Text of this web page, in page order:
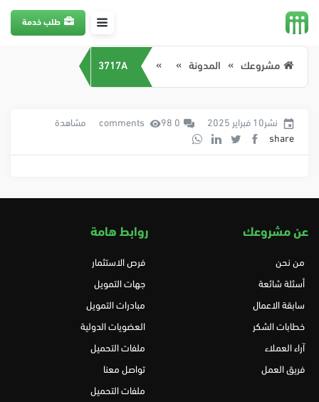
طلب خدمة
مشروعك المدونة 3717A
نشر10 فبراير 2025 0 comments 98 مشاهدة
share
عن مشروعك
من نحن
أسئلة شائعة
سابقة الاعمال
خطابات الشكر
آراء العملاء
فريق العمل
روابط هامة
فرص الاستثمار
جهات التمويل
مبادرات التمويل
العضويات الدولية
ملفات التحميل
تواصل معنا
ملفات التحميل